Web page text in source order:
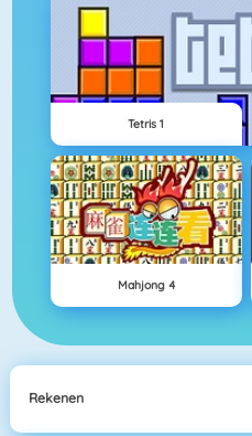
Tetris 1
Mahjong 4
Rekenen